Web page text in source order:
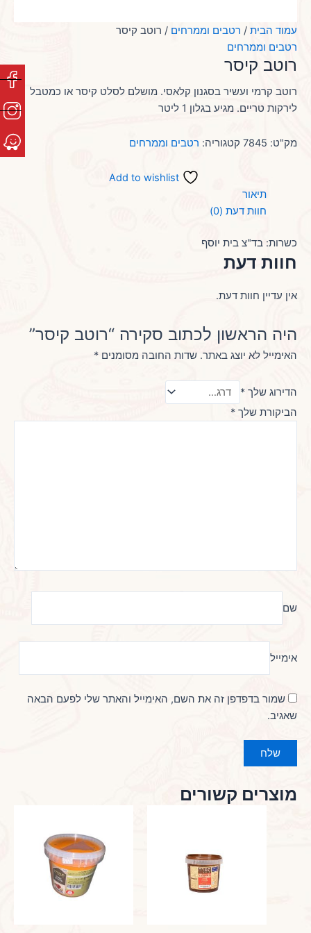
עמוד הבית / רטבים וממרחים / רוטב קיסר
רטבים וממרחים
רוטב קיסר
רוטב קרמי ועשיר בסגנון קלאסי. מושלם לסלט קיסר או כמטבל
לירקות טריים. מגיע בגלון 1 ליטר
מק"ט: 7845 קטגוריה: רטבים וממרחים
Add to wishlist
תיאור
חוות דעת (0)
כשרות: בד"צ בית יוסף
חוות דעת
אין עדיין חוות דעת.
היה הראשון לכתוב סקירה “רוטב קיסר”
האימייל לא יוצג באתר. שדות החובה מסומנים *
הדירוג שלך *
הביקורת שלך *
שם
אימייל
שמור בדפדפן זה את השם, האימייל והאתר שלי לפעם הבאה
שאגיב.
מוצרים קשורים